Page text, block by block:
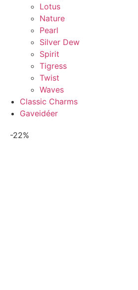
Lotus
Nature
Pearl
Silver Dew
Spirit
Tigress
Twist
Waves
Classic Charms
Gaveidéer
-22%